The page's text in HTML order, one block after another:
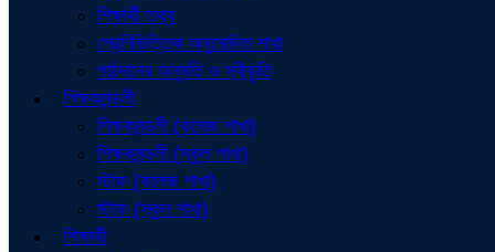
শিক্ষার্থী তথ্য
শ্রেণিভিত্তিক অনুমোদিত শাখা
পাঠদানের অনুমতি ও স্বীকৃতি
শিক্ষকমন্ডলী
শিক্ষকমন্ডলী (কলেজ শাখা)
শিক্ষকমন্ডলী (স্কুল শাখা)
স্টাফ (কলেজ শাখা)
স্টাফ (স্কুল শাখা)
শিক্ষার্থী